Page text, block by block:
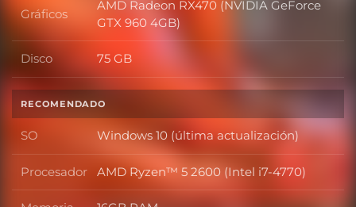
Gráficos Gráficos
AMD Radeon RX470 (NVIDIA GeForce
GTX 960 4GB)
Disco Disco
75 GB
RECOMENDADO
SO SO
Windows 10 (última actualización)
Procesador Procesador
AMD Ryzen™ 5 2600 (Intel i7-4770)